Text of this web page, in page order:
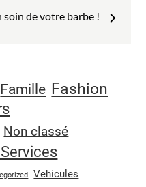
soin de votre barbe !
Famille Fashion
Non classé
Vehicules